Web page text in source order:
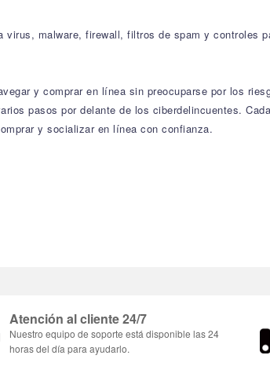
malware, firewall, filtros de spam y controles
y comprar en línea sin preocuparse por los
pasos por delante de los ciberdelincuentes.
y socializar en línea con confianza.
Atención al cliente 24/7
Nuestro equipo de soporte está disponible las 24
horas del día para ayudarlo.